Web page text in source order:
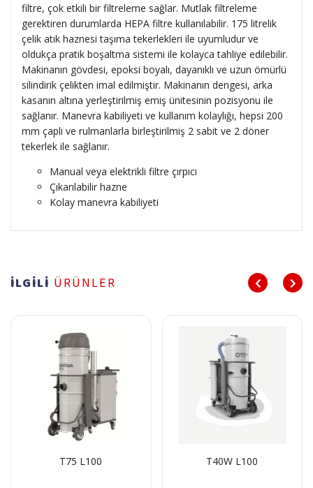
filtre, çok etkili bir filtreleme sağlar. Mutlak filtreleme
gerektiren durumlarda HEPA filtre kullanılabilir. 175 litrelik
çelik atık haznesi taşıma tekerlekleri ile uyumludur ve
oldukça pratik boşaltma sistemi ile kolayca tahliye edilebilir.
Makinanın gövdesi, epoksi boyalı, dayanıklı ve uzun ömürlü
silindirik çelikten imal edilmiştir. Makinanın dengesi, arka
kasanın altına yerleştirilmiş emiş ünitesinin pozisyonu ile
sağlanır. Manevra kabiliyeti ve kullanım kolaylığı, hepsi 200
mm çaplı ve rulmanlarla birleştirilmiş 2 sabit ve 2 döner
tekerlek ile sağlanır.
Manual veya elektrikli filtre çırpıcı
Çıkarılabilir hazne
Kolay manevra kabiliyeti
İLGİLİ ÜRÜNLER
T75 L100 T40W L100